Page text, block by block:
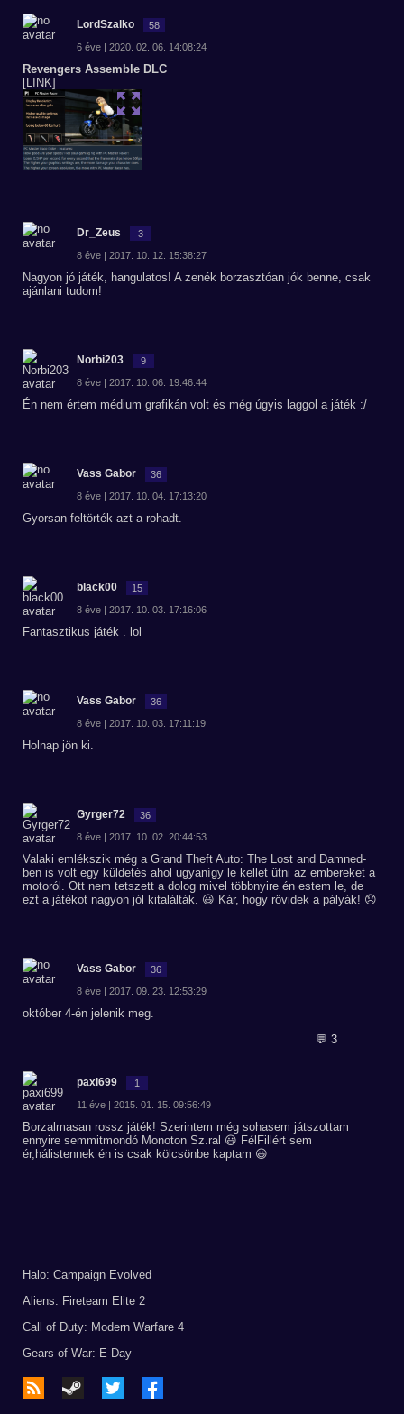
LordSzalko 58
6 éve | 2020. 02. 06. 14:08:24
Revengers Assemble DLC
[LINK]
Dr_Zeus 3
8 éve | 2017. 10. 12. 15:38:27
Nagyon jó játék, hangulatos! A zenék borzasztóan jók benne, csak
ajánlani tudom!
Norbi203 9
8 éve | 2017. 10. 06. 19:46:44
Én nem értem médium grafikán volt és még úgyis laggol a játék :/
Vass Gabor 36
8 éve | 2017. 10. 04. 17:13:20
Gyorsan feltörték azt a rohadt.
black00 15
8 éve | 2017. 10. 03. 17:16:06
Fantasztikus játék . lol
Vass Gabor 36
8 éve | 2017. 10. 03. 17:11:19
Holnap jön ki.
Gyrger72 36
8 éve | 2017. 10. 02. 20:44:53
Valaki emlékszik még a Grand Theft Auto: The Lost and Damned-
ben is volt egy küldetés ahol ugyanígy le kellet ütni az embereket a
motoról. Ott nem tetszett a dolog mivel többnyire én estem le, de
ezt a játékot nagyon jól kitalálták. 😃 Kár, hogy rövidek a pályák! 😞
Vass Gabor 36
8 éve | 2017. 09. 23. 12:53:29
október 4-én jelenik meg.
💬 3
paxi699 1
11 éve | 2015. 01. 15. 09:56:49
Borzalmasan rossz játék! Szerintem még sohasem játszottam
ennyire semmitmondó Monoton Sz.ral 😃 FélFillért sem
ér,hálistennek én is csak kölcsönbe kaptam 😃
Halo: Campaign Evolved
Aliens: Fireteam Elite 2
Call of Duty: Modern Warfare 4
Gears of War: E-Day